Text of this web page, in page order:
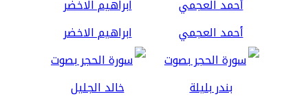
أحمد العجمي ابراهيم الاخضر